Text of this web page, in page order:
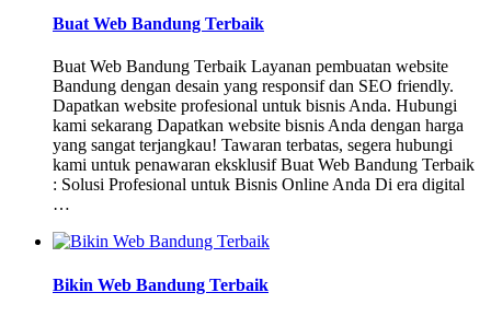
Buat Web Bandung Terbaik
Buat Web Bandung Terbaik Layanan pembuatan website
Bandung dengan desain yang responsif dan SEO friendly.
Dapatkan website profesional untuk bisnis Anda. Hubungi
kami sekarang Dapatkan website bisnis Anda dengan harga
yang sangat terjangkau! Tawaran terbatas, segera hubungi
kami untuk penawaran eksklusif Buat Web Bandung Terbaik
: Solusi Profesional untuk Bisnis Online Anda Di era digital
…
Bikin Web Bandung Terbaik